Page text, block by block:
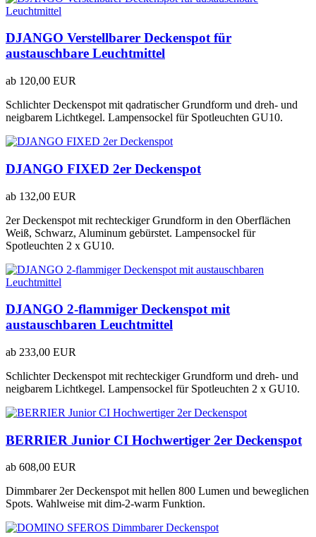
DJANGO Verstellbarer Deckenspot für
austauschbare Leuchtmittel
ab 120,00 EUR
Schlichter Deckenspot mit qadratischer Grundform und dreh- und
neigbarem Lichtkegel. Lampensockel für Spotleuchten GU10.
DJANGO FIXED 2er Deckenspot
ab 132,00 EUR
2er Deckenspot mit rechteckiger Grundform in den Oberflächen
Weiß, Schwarz, Aluminum gebürstet. Lampensockel für
Spotleuchten 2 x GU10.
DJANGO 2-flammiger Deckenspot mit
austauschbaren Leuchtmittel
ab 233,00 EUR
Schlichter Deckenspot mit rechteckiger Grundform und dreh- und
neigbarem Lichtkegel. Lampensockel für Spotleuchten 2 x GU10.
BERRIER Junior CI Hochwertiger 2er Deckenspot
ab 608,00 EUR
Dimmbarer 2er Deckenspot mit hellen 800 Lumen und beweglichen
Spots. Wahlweise mit dim-2-warm Funktion.